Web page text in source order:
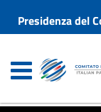
Presidenza del